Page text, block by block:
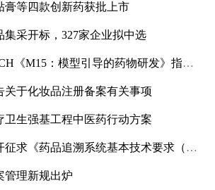
膏等四款创新药获批上市
集采开标，327家企业拟中选
模型引导的药物研发》指导原则实施建议和中文翻译稿意见
关于化妆品注册备案有关事项
卫生强基工程中医药行动方案
品追溯系统基本技术要求（修订征求意见稿）》意见
管理新规出炉